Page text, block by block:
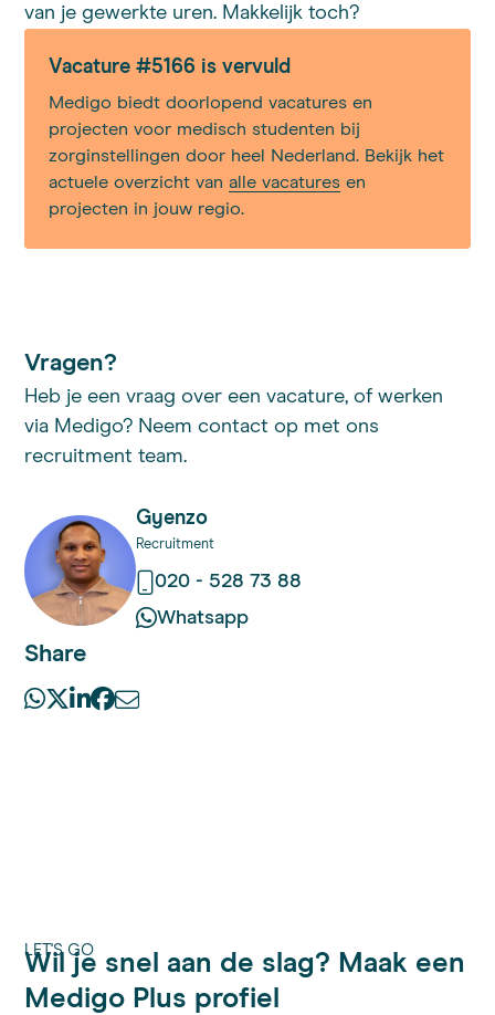
van je gewerkte uren. Makkelijk toch?
Vacature #5166 is vervuld
Medigo biedt doorlopend vacatures en
projecten voor medisch studenten bij
zorginstellingen door heel Nederland. Bekijk het
actuele overzicht vanalle vacatures en
projecten in jouw regio.
Vragen?
Heb je een vraag over een vacature, of werken
via Medigo? Neem contact op met ons
recruitment team.
Gyenzo
Recruitment
020 - 528 73 88
Whatsapp
Share
LET'S GO
Wil je snel aan de slag? Maak een
Medigo Plus profiel